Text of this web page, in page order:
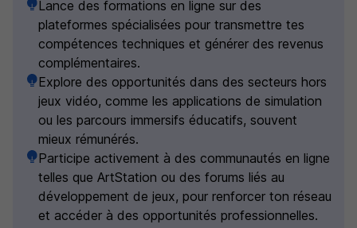
Lance des formations en ligne sur des
plateformes spécialisées pour transmettre tes
compétences techniques et générer des revenus
complémentaires.
Explore des opportunités dans des secteurs hors
jeux vidéo, comme les applications de simulation
ou les parcours immersifs éducatifs, souvent
mieux rémunérés.
Participe activement à des communautés en ligne
telles que ArtStation ou des forums liés au
développement de jeux, pour renforcer ton réseau
et accéder à des opportunités professionnelles.